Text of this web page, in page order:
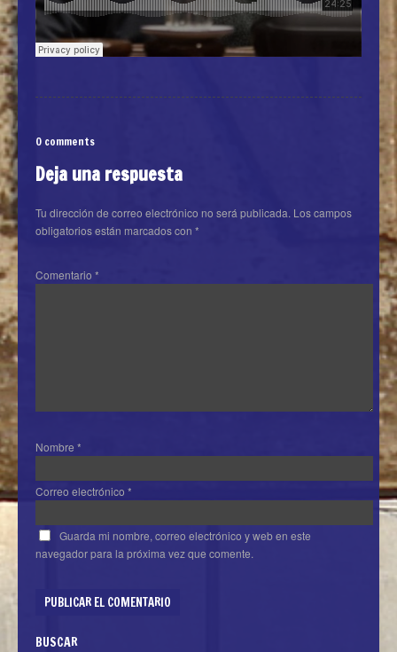
0 comments
Deja una respuesta
Tu dirección de correo electrónico no será publicada. Los campos
obligatorios están marcados con *
Comentario *
Nombre *
Correo electrónico *
Guarda mi nombre, correo electrónico y web en este
navegador para la próxima vez que comente.
BUSCAR